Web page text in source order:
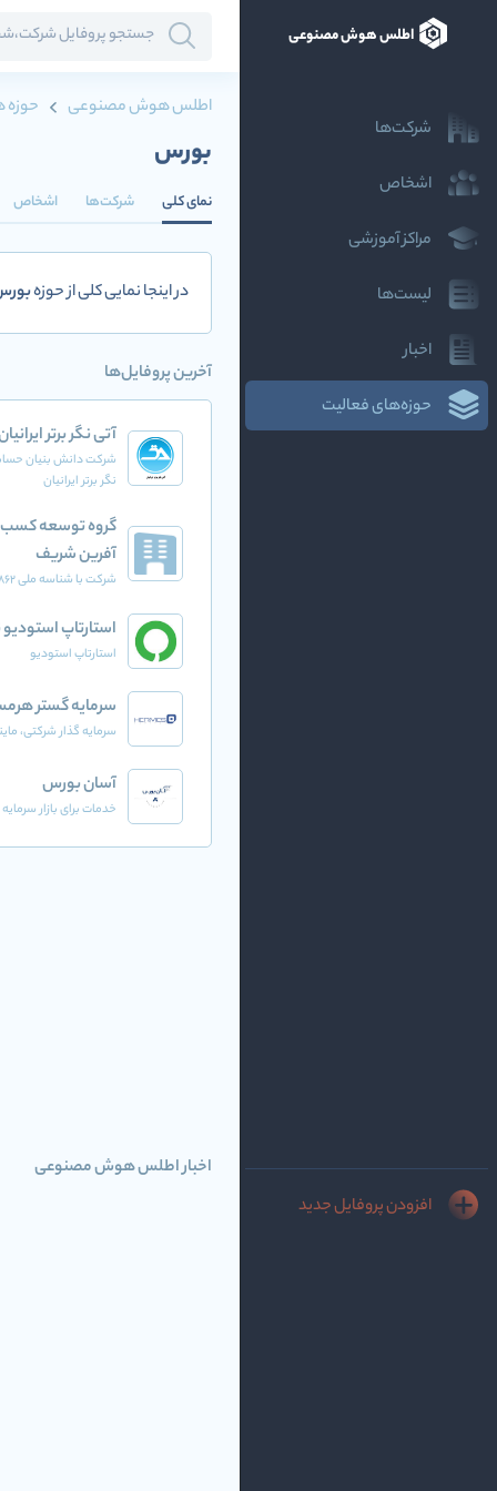
اطلس هوش مصنوعی
شرکت‌ها
اشخاص
مراکز آموزشی
لیست‌ها
اخبار
حوزه‌های فعالیت
افزودن پروفایل جدید
اطلس هوش مصنوعی حوزه
بورس
نمای کلی شرکت‌ها اشخاص
در اینجا نمایی کلی از حوزه
آخرین پروفایل‌ها
آتی نگر برتر
شرکت دانش بنیان
نگر برتر ایرانیان
گروه توسعه کسب
آفرین شریف
شرکت با شناسه ملی 14004801862
استارتاپ استودیو
استارتاپ استودیو
سرمایه گستر
سرمایه گذار شرکتی،
آسان بورس
خدمات برای بازار سرمایه
اخبار اطلس هوش مصنوعی